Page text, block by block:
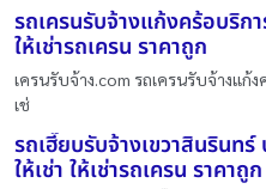
รถเครนรับจ้างแก้งคร้อบริกา
ให้เช่ารถเครน ราคาถูก
เครนรับจ้าง.com รถเครนรับจ้างแก้
เช่
รถเฮี๊ยบรับจ้างเขวาสินรินทร์
ให้เช่า ให้เช่ารถเครน ราคาถูก